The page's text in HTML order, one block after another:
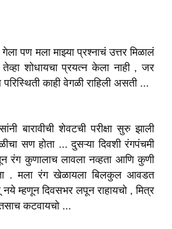
पण मला माझ्या प्रश्नाचं उत्तर मिळालं
शोधायचा प्रयत्न केला नाही , जर
काही वेगळी राहिली असती ...
बारावीची शेवटची परीक्षा सुरु झाली
सण होता ... दुसऱ्या दिवशी रंगपंचमी
रंग कुणालाच लावला नव्हता आणि कुणी
. मला रंग खेळायला बिलकुल आवडत
म्हणून दिवसभर लपून राहायचो , मित्र
कटवायचो ...